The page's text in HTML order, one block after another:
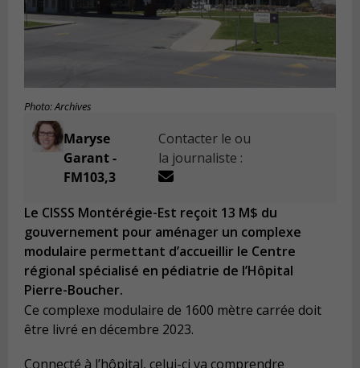
Photo: Archives
Maryse
Garant -
FM103,3
Contacter le ou
la journaliste :
Le CISSS Montérégie-Est reçoit 13 M$ du
gouvernement pour aménager un complexe
modulaire permettant d’accueillir le Centre
régional spécialisé en pédiatrie de l’Hôpital
Pierre-Boucher.
Ce complexe modulaire de 1600 mètre carrée doit
être livré en décembre 2023.
Connecté à l’hôpital, celui-ci va comprendre